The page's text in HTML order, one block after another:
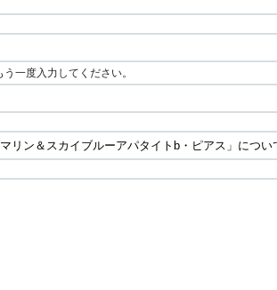
一度入力してください。